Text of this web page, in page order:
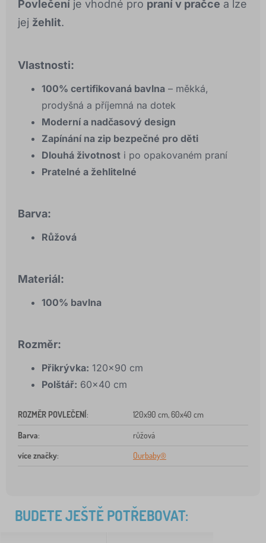
Povlečení je vhodné pro praní v pračce a lze
jej žehlit.
Vlastnosti:
100% certifikovaná bavlna – měkká,
prodyšná a příjemná na dotek
Moderní a nadčasový design
Zapínání na zip bezpečné pro děti
Dlouhá životnost i po opakovaném praní
Pratelné a žehlitelné
Barva:
Růžová
Materiál:
100% bavlna
Rozměr:
Přikrývka: 120×90 cm
Polštář: 60×40 cm
ROZMĚR POVLEČENÍ: 120x90 cm, 60x40 cm
Barva:
růžová
více značky: Ourbaby®
BUDETE JEŠTĚ POTŘEBOVAT: